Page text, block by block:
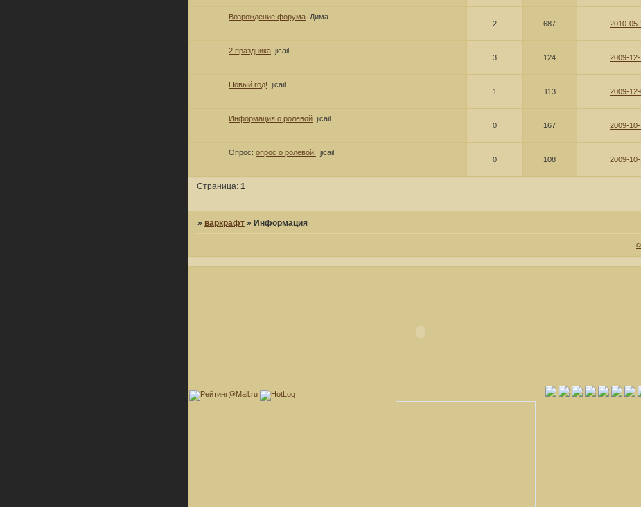
Возрождение форума Дима
2
687 2010-
2 праздника jicail
3
124 2009-
Новый год! jicail
1
113 2009-
Информация о ролевой jicail
0
167 2009-
Опрос: опрос о ролевой! jicail
0
108 2009-10-
Страница:1
» варкрафт »Информация